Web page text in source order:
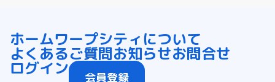
ホームワープシティについて
よくあるご質問お知らせお問合せ
ログイン 会員登録